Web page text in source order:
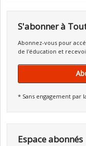
S'abonner à
Abonnez-vous pour
de l'éducation et
* Sans engagement par
Espace abonnés